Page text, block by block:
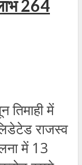
264
तिमाही में
राजस्व
में 13